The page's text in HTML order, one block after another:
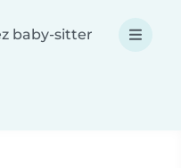
baby-sitter